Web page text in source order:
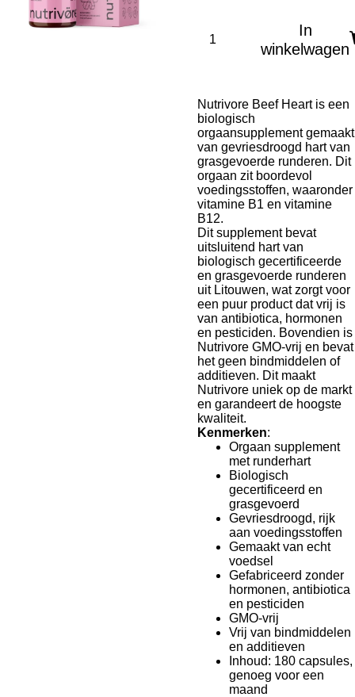
In
winkelwagen
Nutrivore Beef Heart is een
biologisch
orgaansupplement gemaakt
van gevriesdroogd hart van
grasgevoerde runderen. Dit
orgaan zit boordevol
voedingsstoffen, waaronder
vitamine B1 en vitamine
B12.
Dit supplement bevat
uitsluitend hart van
biologisch gecertificeerde
en grasgevoerde runderen
uit Litouwen, wat zorgt voor
een puur product dat vrij is
van antibiotica, hormonen
en pesticiden. Bovendien is
Nutrivore GMO-vrij en bevat
het geen bindmiddelen of
additieven. Dit maakt
Nutrivore uniek op de markt
en garandeert de hoogste
kwaliteit.
Kenmerken:
Orgaan supplement
met runderhart
Biologisch
gecertificeerd en
grasgevoerd
Gevriesdroogd, rijk
aan voedingsstoffen
Gemaakt van echt
voedsel
Gefabriceerd zonder
hormonen, antibiotica
en pesticiden
GMO-vrij
Vrij van bindmiddelen
en additieven
Inhoud: 180 capsules,
genoeg voor een
maand